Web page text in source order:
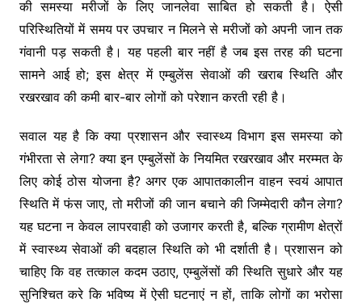
की समस्या मरीजों के लिए जानलेवा साबित हो सकती है। ऐसी
परिस्थितियों में समय पर उपचार न मिलने से मरीजों को अपनी जान तक
गंवानी पड़ सकती है। यह पहली बार नहीं है जब इस तरह की घटना
सामने आई हो; इस क्षेत्र में एम्बुलेंस सेवाओं की खराब स्थिति और
रखरखाव की कमी बार-बार लोगों को परेशान करती रही है।
सवाल यह है कि क्या प्रशासन और स्वास्थ्य विभाग इस समस्या को
गंभीरता से लेगा? क्या इन एम्बुलेंसों के नियमित रखरखाव और मरम्मत के
लिए कोई ठोस योजना है? अगर एक आपातकालीन वाहन स्वयं आपात
स्थिति में फंस जाए, तो मरीजों की जान बचाने की जिम्मेदारी कौन लेगा?
यह घटना न केवल लापरवाही को उजागर करती है, बल्कि ग्रामीण क्षेत्रों
में स्वास्थ्य सेवाओं की बदहाल स्थिति को भी दर्शाती है। प्रशासन को
चाहिए कि वह तत्काल कदम उठाए, एम्बुलेंसों की स्थिति सुधारे और यह
सुनिश्चित करे कि भविष्य में ऐसी घटनाएं न हों, ताकि लोगों का भरोसा